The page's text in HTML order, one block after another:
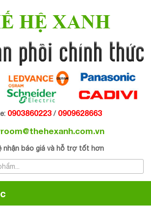
HỆ XANH
0903860223/ 0909628663
nhận báo giá và hỗ trợ tốt hơn